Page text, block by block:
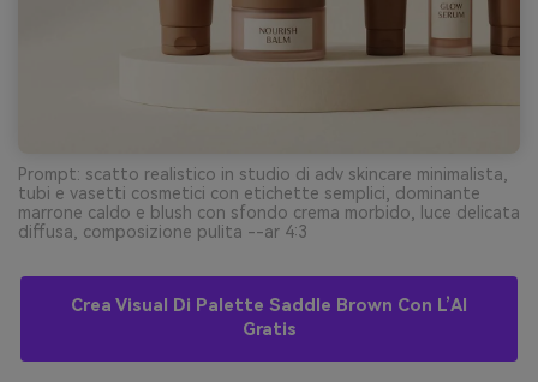
Prompt: scatto realistico in studio di adv skincare minimalista,
tubi e vasetti cosmetici con etichette semplici, dominante
marrone caldo e blush con sfondo crema morbido, luce delicata
diffusa, composizione pulita --ar 4:3
Crea Visual Di Palette Saddle Brown Con L’AI
Gratis